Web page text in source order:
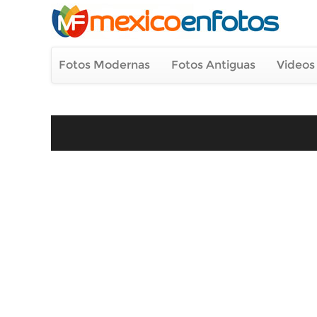
Fotos Modernas Fotos Antiguas